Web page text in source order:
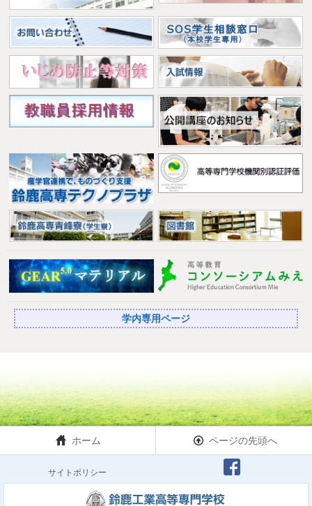
学内専用ページ
ホーム ページの先頭へ
サイトポリシー